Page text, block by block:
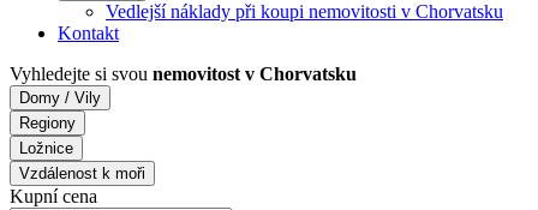
Vedlejší náklady při koupi nemovitosti v Chorvatsku
Kontakt
Vyhledejte si svou nemovitost v Chorvatsku
Domy / Vily
Regiony
Ložnice
Vzdálenost k moři
Kupní cena